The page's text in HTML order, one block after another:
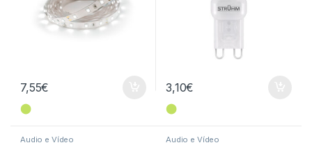
7,55€
⬤
3,10€
⬤
Audio e Vídeo Audio e Vídeo